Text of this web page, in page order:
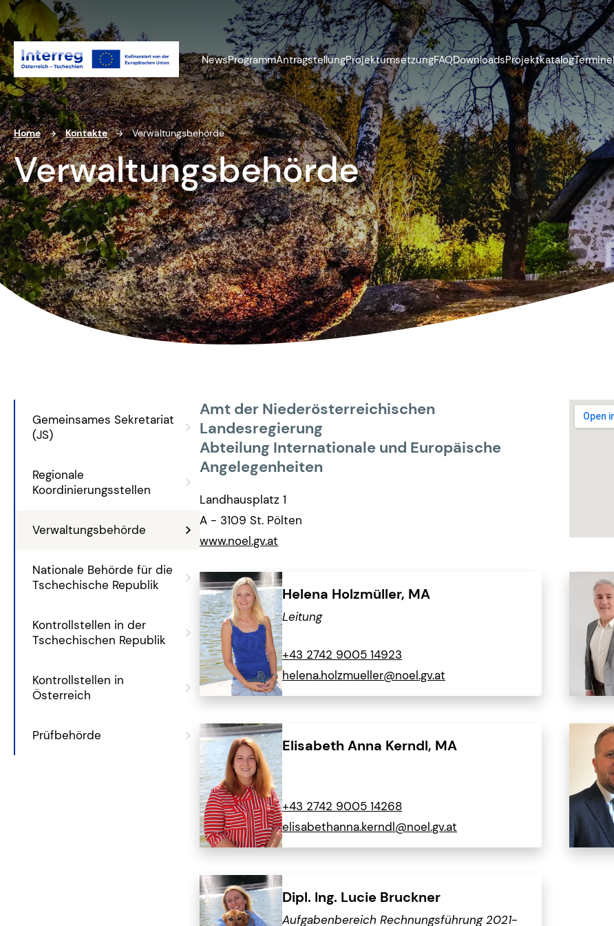
NewsProgrammAntragstellungProjektumsetzungFAQDownloadsProjektkatalogTermine
Home Kontakte Verwaltungsbehörde
Verwaltungsbehörde
Gemeinsames Sekretariat
(JS)
Regionale
Koordinierungsstellen
Verwaltungsbehörde
Nationale Behörde für die
Tschechische Republik
Kontrollstellen in der
Tschechischen Republik
Kontrollstellen in
Österreich
Prüfbehörde
Amt der Niederösterreichischen
Landesregierung
Abteilung Internationale und Europäische
Angelegenheiten
Landhausplatz 1
A - 3109 St. Pölten
www.noel.gv.at
Helena Holzmüller, MA
Leitung
+43 2742 9005 14923
helena.holzmueller@noel.gv.at
Elisabeth Anna Kerndl, MA
+43 2742 9005 14268
elisabethanna.kerndl@noel.gv.at
Dipl. Ing. Lucie Bruckner
Aufgabenbereich Rechnungsführung 2021-